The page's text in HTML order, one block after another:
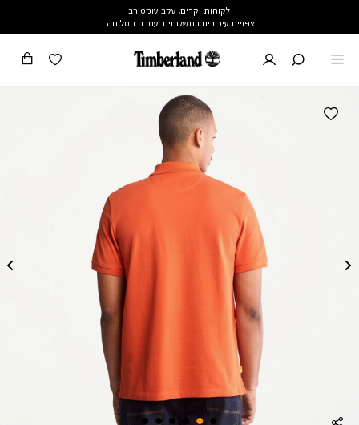
לקוחות יקרים, עקב עומס רב
צפויים עיכובים במשלוחים. עמכם הסליחה